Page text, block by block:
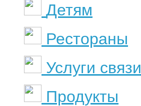
Детям
Рестораны
Услуги связи
Продукты